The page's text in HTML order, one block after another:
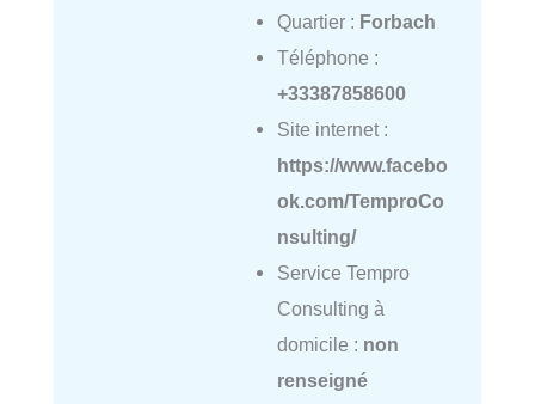
Quartier : Forbach
Téléphone :
+33387858600
Site internet :
https://www.facebo
ok.com/TemproCo
nsulting/
Service Tempro
Consulting à
domicile : non
renseigné